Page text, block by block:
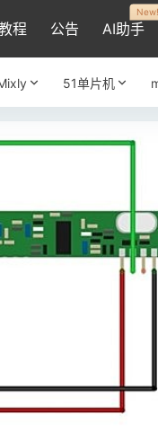
程 公告 AI助手
New!
51单片机